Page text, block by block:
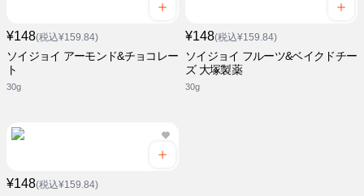
¥148(税込¥159.84)
ソイジョイ アーモンド&チョコレー
ト
30g
¥148(税込¥159.84)
ソイジョイ フルーツ&ベイクドチー
ズ 大塚製薬
30g
¥148(税込¥159.84)